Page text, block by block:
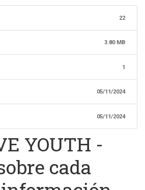
22
3.80 MB
1
05/11/2024
05/11/2024
YOUTH -
cada